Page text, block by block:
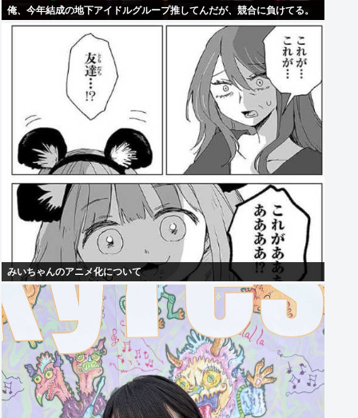
俺、今年結成の地下アイドルグループ推してんだが、競合に負けてる。
みいちゃんのアニメ化について